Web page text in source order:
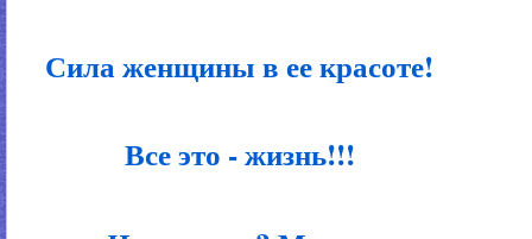
Сила женщины в ее красоте!
Все это - жизнь!!!